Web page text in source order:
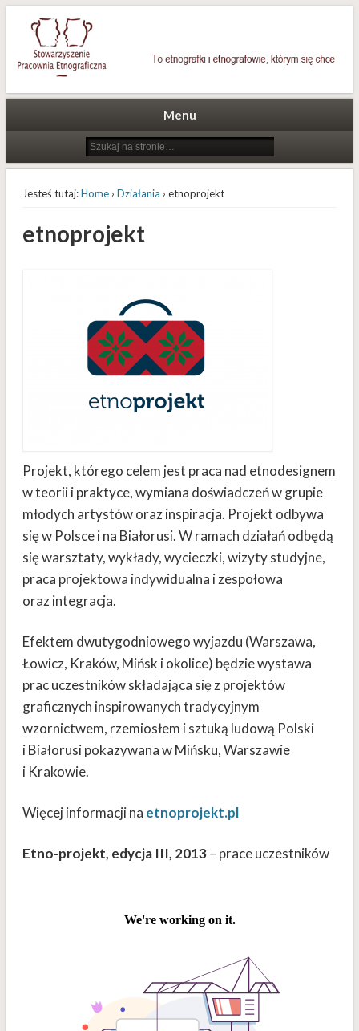
Stowarzyszenie Pracownia
Etnograficzna
To etnografki i etnografowie, którym się chce
Menu
Jesteś tutaj:Home› Działania › etnoprojekt
etnoprojekt
Projekt, którego celem jest praca nad etnodesignem
w teorii i praktyce, wymiana doświadczeń w grupie
młodych artystów oraz inspiracja. Projekt odbywa
się w Polsce i na Białorusi. W ramach działań odbędą
się warsztaty, wykłady, wycieczki, wizyty studyjne,
praca projektowa indywidualna i zespołowa
oraz integracja.
Efektem dwutygodniowego wyjazdu (Warszawa,
Łowicz, Kraków, Mińsk i okolice) będzie wystawa
prac uczestników składająca się z projektów
graficznych inspirowanych tradycyjnym
wzornictwem, rzemiosłem i sztuką ludową Polski
i Białorusi pokazywana w Mińsku, Warszawie
i Krakowie.
Więcej informacji na etnoprojekt.pl
Etno-projekt, edycja III, 2013– prace uczestników